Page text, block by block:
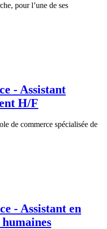
pour l’une de ses
- Assistant
H/F
de commerce spécialisée de
- Assistant en
humaines